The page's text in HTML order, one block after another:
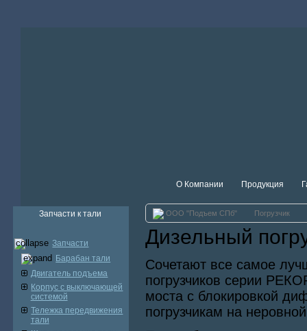
О Компании Продукция
Запчасти к тали
Запчасти
Барабан тали
Двигатель подъема
Корпус с выключающей
системой
Тележка передвижения
тали
ООО "Подъем СПб" Погрузчик
Дизельный
Сочетают все самое
погрузчиков серии
моста с блокировкой
погрузчикам на